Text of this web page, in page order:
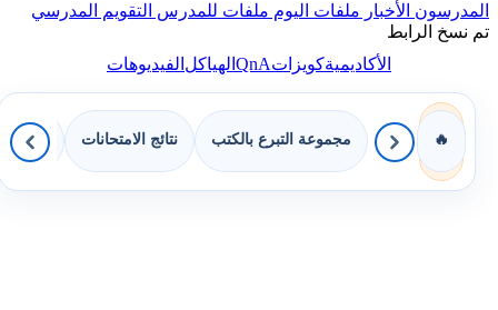
المدرسون الأخبار ملفات اليوم ملفات للمدرس التقويم المدرسي
تم نسخ الرابط
الأكاديميةكويزاتQnAالهياكلالفيديوهات
🔥 مجموعة التبرع بالكتب نتائج الامتحانات